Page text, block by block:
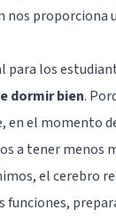
proporciona
para los
dormir bien.
en el momento
a tener menos
el cerebro
funciones,